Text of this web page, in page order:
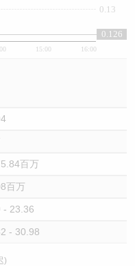
15:00 16:00
0.13
0.126
百万
百万
- 23.36
- 30.98
)